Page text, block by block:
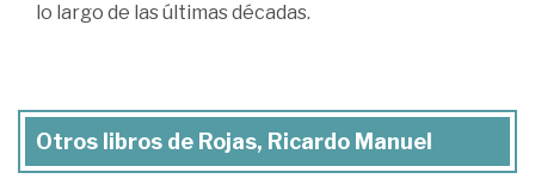
lo largo de las últimas décadas.­
Otros libros de Rojas, Ricardo Manuel